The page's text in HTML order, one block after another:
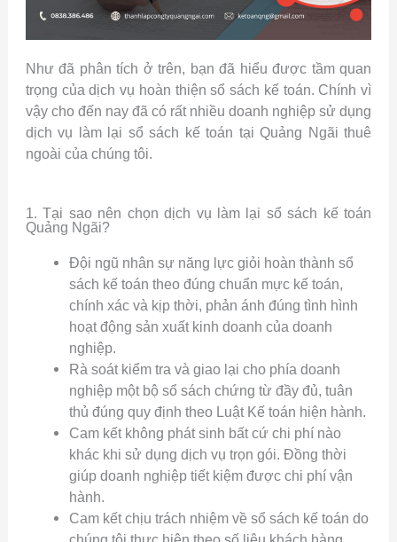
Như đã phân tích ở trên, bạn đã hiểu được tầm quan
trọng của dịch vụ hoàn thiện sổ sách kế toán. Chính vì
vậy cho đến nay đã có rất nhiều doanh nghiệp sử dụng
dịch vụ làm lại sổ sách kế toán tại Quảng Ngãi thuê
ngoài của chúng tôi.
1. Tại sao nên chọn dịch vụ làm lại sổ sách kế toán
Quảng Ngãi?
Đội ngũ nhân sự năng lực giỏi hoàn thành sổ
sách kế toán theo đúng chuẩn mực kế toán,
chính xác và kịp thời, phản ánh đúng tình hình
hoạt động sản xuất kinh doanh của doanh
nghiệp.
Rà soát kiểm tra và giao lại cho phía doanh
nghiệp một bộ sổ sách chứng từ đầy đủ, tuân
thủ đúng quy định theo Luật Kế toán hiện hành.
Cam kết không phát sinh bất cứ chi phí nào
khác khi sử dụng dịch vụ trọn gói. Đồng thời
giúp doanh nghiệp tiết kiệm được chi phí vận
hành.
Cam kết chịu trách nhiệm về sổ sách kế toán do